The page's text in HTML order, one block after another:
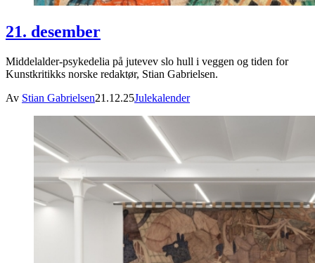
21. desember
Middelalder-psykedelia på jutevev slo hull i veggen og tiden for
Kunstkritikks norske redaktør, Stian Gabrielsen.
Av Stian Gabrielsen21.12.25Julekalender